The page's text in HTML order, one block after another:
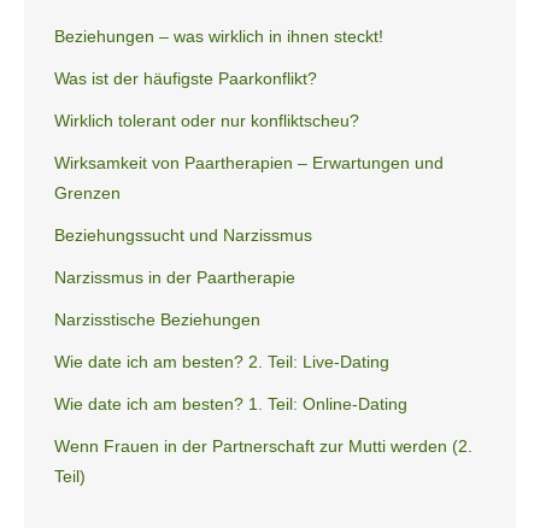
Beziehungen – was wirklich in ihnen steckt!
Was ist der häufigste Paarkonflikt?
Wirklich tolerant oder nur konfliktscheu?
Wirksamkeit von Paartherapien – Erwartungen und
Grenzen
Beziehungssucht und Narzissmus
Narzissmus in der Paartherapie
Narzisstische Beziehungen
Wie date ich am besten? 2. Teil: Live-Dating
Wie date ich am besten? 1. Teil: Online-Dating
Wenn Frauen in der Partnerschaft zur Mutti werden (2.
Teil)